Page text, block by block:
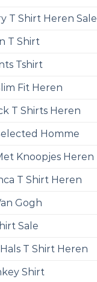
T Shirt Heren Sale
T Shirt
Tshirt
Fit Heren
T Shirts Heren
Homme
Knoopjes Heren
T Shirt Heren
Gogh
Sale
T Shirt Heren
Shirt